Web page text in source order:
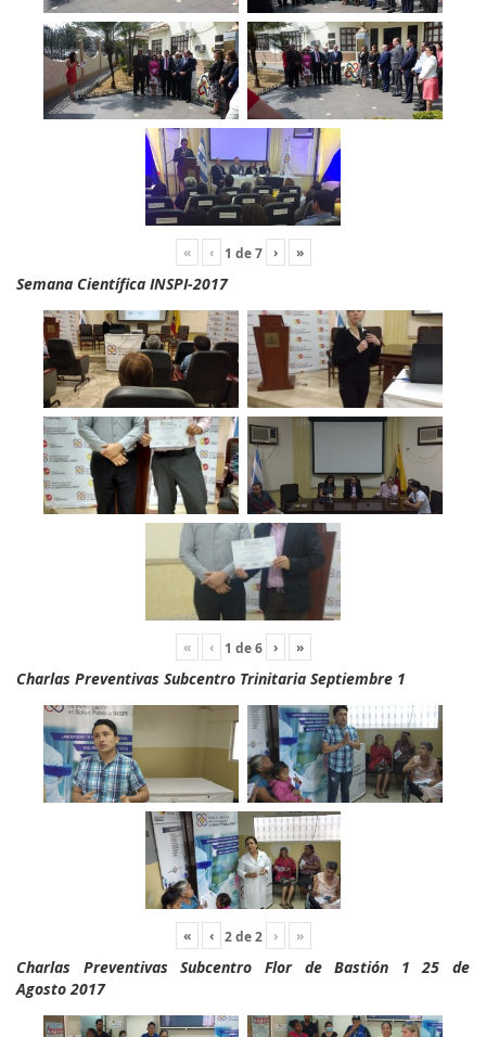
« ‹ 1 de7 › »
Semana Científica INSPI-2017
« ‹ 1 de6 › »
Charlas Preventivas Subcentro Trinitaria Septiembre 1
« ‹ 2de2 › »
Charlas Preventivas Subcentro Flor de Bastión 1 25 de
Agosto 2017